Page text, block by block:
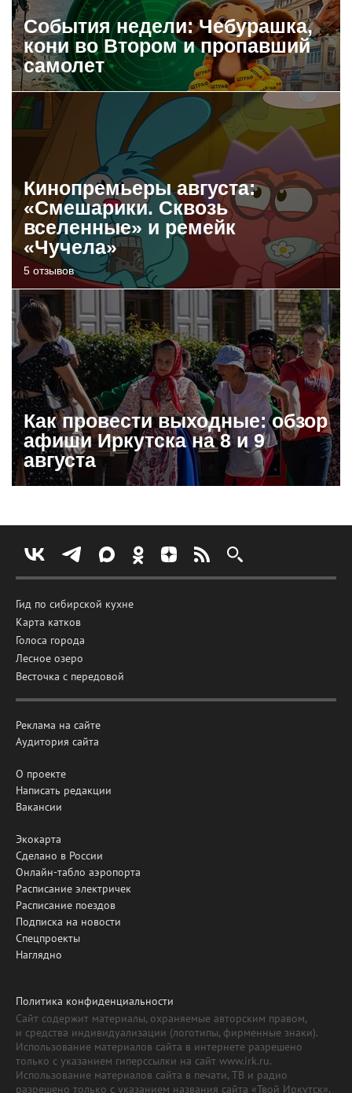
События недели: Чебурашка,
кони во Втором и пропавший
самолет
Кинопремьеры августа:
«Смешарики. Сквозь
вселенные» и ремейк
«Чучела»
5 отзывов
Как провести выходные: обзор
афиши Иркутска на 8 и 9
августа
Гид по сибирской кухне
Карта катков
Голоса города
Лесное озеро
Весточка с передовой
Реклама на сайте
Аудитория сайта
О проекте
Написать редакции
Вакансии
Экокарта
Сделано в России
Онлайн-табло аэропорта
Расписание электричек
Расписание поездов
Подписка на новости
Спецпроекты
Наглядно
Политика конфиденциальности
Сайт содержит материалы, охраняемые авторским правом,
и средства индивидуализации (логотипы, фирменные знаки).
Использование материалов сайта в интернете разрешено
только с указанием гиперссылки на сайт www.irk.ru.
Использование материалов сайта в печати, ТВ и радио
разрешено только с указанием названия сайта «Твой Иркутск».